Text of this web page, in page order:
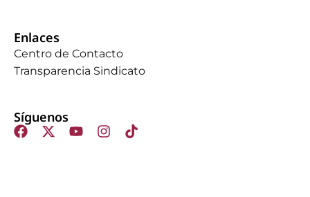
Enlaces
Centro de Contacto
Transparencia Sindicato
Síguenos